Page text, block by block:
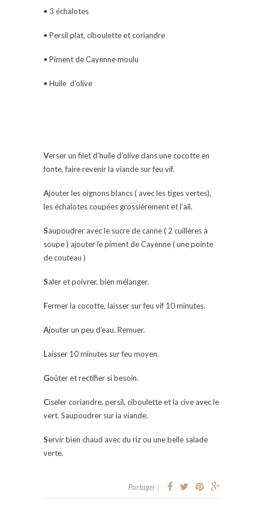
• 3 échalotes
• Persil plat, ciboulette et coriandre
• Piment de Cayenne moulu
• Huile d’olive
Verser un filet d’huile d’olive dans une cocotte en
fonte, faire revenir la viande sur feu vif.
Ajouter les oignons blancs ( avec les tiges vertes),
les échalotes coupées grossièrement et l’ail.
Saupoudrer avec le sucre de canne ( 2 cuillères à
soupe ) ajouter le piment de Cayenne ( une pointe
de couteau )
Saler et poivrer, bien mélanger.
Fermer la cocotte, laisser sur feu vif 10 minutes.
Ajouter un peu d’eau. Remuer.
Laisser 10 minutes sur feu moyen.
Goûter et rectifier si besoin.
Ciseler coriandre, persil, ciboulette et la cive avec le
vert. Saupoudrer sur la viande.
Servir bien chaud avec du riz ou une belle salade
verte.
Partager :